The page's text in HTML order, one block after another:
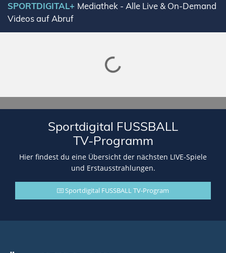
SPORTDIGITAL+ Mediathek - Alle Live & On-Demand
Videos auf Abruf
Lade SPORTDIGITAL+ Mediathek
Sportdigital FUSSBALL
TV-Programm
Hier findest du eine Übersicht der nächsten LIVE-Spiele
und Erstausstrahlungen.
Sportdigital FUSSBALL TV-Program